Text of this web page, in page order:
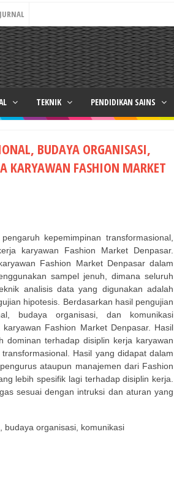
TEKNIK PENDIDIKAN SAINS
BUDAYA ORGANISASI,
KARYAWAN FASHION MARKET
kepemimpinan transformasional,
karyawan Fashion Market Denpasar.
Fashion Market Denpasar dalam
sampel jenuh, dimana seluruh
analisis data yang digunakan adalah
hipotesis. Berdasarkan hasil pengujian
budaya organisasi, dan komunikasi
Fashion Market Denpasar. Hasil
dominan terhadap disiplin kerja karyawan
Hasil yang didapat dalam
ataupun manajemen dari Fashion
lebih spesifik lagi terhadap disiplin kerja.
sesuai dengan intruksi dan aturan yang
budaya organisasi, komunikasi